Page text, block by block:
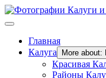
Главная
Калуга
More about:
Красивая
Районы